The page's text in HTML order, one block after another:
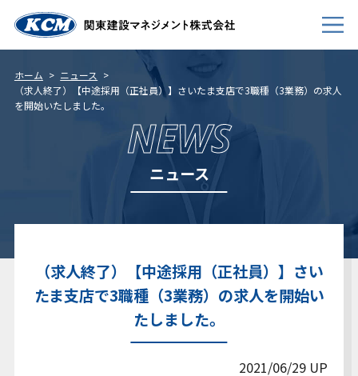
会社案内
キャリア採用
免責事項
ホーム
ニュース
（求人終了）【中途採用（正社員）】さいたま支店で3職種（3業務）の求人
を開始いたしました。
NEWS
ニュース
（求人終了）【中途採用（正社員）】さい
たま支店で3職種（3業務）の求人を開始い
たしました。
2021/06/29 UP